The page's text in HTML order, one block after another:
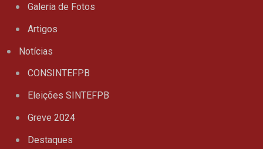
Galeria de Fotos
Artigos
Notícias
CONSINTEFPB
Eleições SINTEFPB
Greve 2024
Destaques